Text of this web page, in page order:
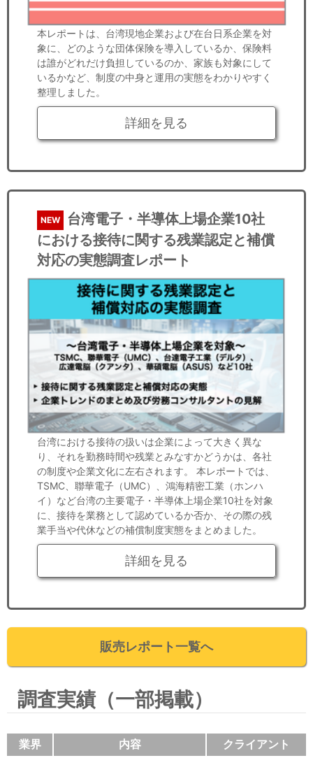
本レポートは、台湾現地企業および在台日系企業を対
象に、どのような団体保険を導入しているか、保険料
は誰がどれだけ負担しているのか、家族も対象にして
いるかなど、制度の中身と運用の実態をわかりやすく
整理しました。
詳細を見る
NEW
台湾電子・半導体上場企業10社
における接待に関する残業認定と補償
対応の実態調査レポート
台湾における接待の扱いは企業によって大きく異な
り、それを勤務時間や残業とみなすかどうかは、各社
の制度や企業文化に左右されます。 本レポートでは、
TSMC、聯華電子（UMC）、鴻海精密工業（ホンハ
イ）など台湾の主要電子・半導体上場企業10社を対象
に、接待を業務として認めているか否か、その際の残
業手当や代休などの補償制度実態をまとめました。
詳細を見る
販売レポート一覧へ
調査実績（一部掲載）
業界 内容
クライアント